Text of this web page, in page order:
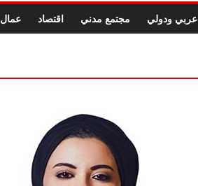
صور .. اعتماد الرسومات النهائية للقرار
الوزاري لمدينة الصحفيين.. وانتهاء أعمال
إنشاء المبنى الإداري
قرينة البراءة وضمانات المحاكمة العادلة
عربي ودولي مجتمع مدني اقتصاد عمال